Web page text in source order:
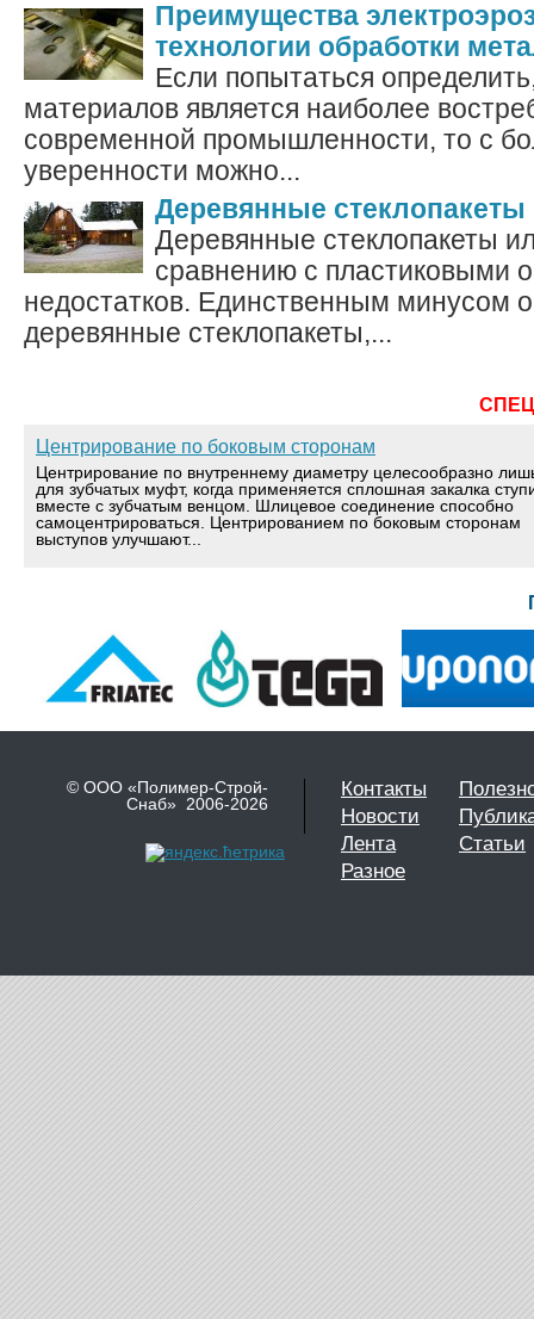
Преимущества
технологии обработки
Если попытаться
материалов является наиболее
современной промышленности, то с
уверенности можно...
Деревянные стеклопакеты
Деревянные стеклопакеты
сравнению с пластиковыми
недостатков. Единственным минусом
деревянные стеклопакеты,...
Центрирование по боковым сторонам
Центрирование по внутреннему диаметру целесообразно
для зубчатых муфт, когда применяется сплошная закалка
вместе с зубчатым венцом. Шлицевое соединение способно
самоцентрироваться. Центрированием по боковым сторонам
выступов улучшают...
© ООО «Полимер-Строй-
Снаб» 2006-2026
Контакты
Новости
Лента
Статьи
Разное